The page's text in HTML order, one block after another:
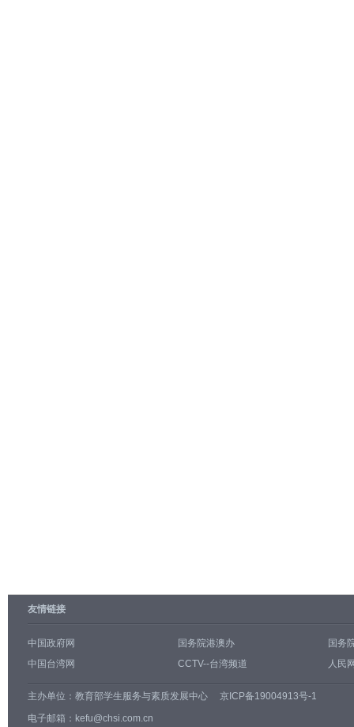
友情链接
中国政府网 国务院港澳办
国务
中国台湾网
CCTV--台湾频道 人民
主办单位： 教育部学生服务与素质发展中心
京ICP备19004913号-1
电子邮箱：kefu@chsi.com.cn